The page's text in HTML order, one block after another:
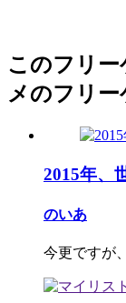
このフリ
メのフリー
2015年、
のいあ
今更ですが